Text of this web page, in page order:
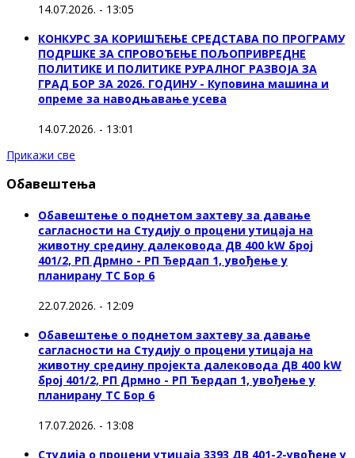
14.07.2026. - 13:05
КОНКУРС ЗА КОРИШЋЕЊЕ СРЕДСТАВА ПО ПРОГРАМУ
ПОДРШКЕ ЗА СПРОВОЂЕЊЕ ПОЉОПРИВРЕДНЕ
ПОЛИТИКЕ И ПОЛИТИКЕ РУРАЛНОГ РАЗВОЈА ЗА
ГРАД БОР ЗА 2026. ГОДИНУ - Куповина машина и
опреме за наводњавање усева
14.07.2026. - 13:01
Прикажи све
Обавештења
Обавештење о поднетом захтеву за давање
сагласности на Студију о процени утицаја на
животну средину далековода ДВ 400 kW број
401/2, РП Дрмно - РП Ђердап 1, увођење у
планирану ТС Бор 6
22.07.2026. - 12:09
Обавештење о поднетом захтеву за давање
сагласности на Студију о процени утицаја на
животну средину пројекта далековода ДВ 400 kW
број 401/2, РП Дрмно - РП Ђердап 1, увођење у
планирану ТС Бор 6
17.07.2026. - 13:08
Студија о процени утицаја 3393 ДВ 401-2-увођене у